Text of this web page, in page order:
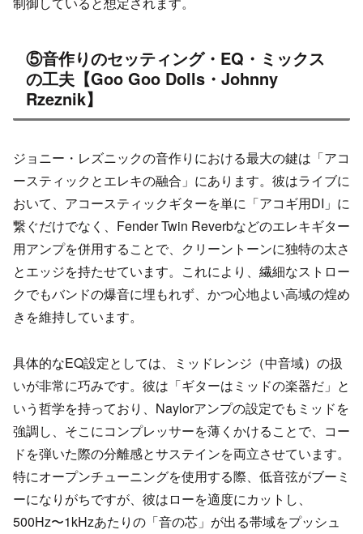
⑤音作りのセッティング・EQ・ミックス
の工夫【Goo Goo Dolls・Johnny
Rzeznik】
ジョニー・レズニックの音作りにおける最大の鍵は「アコ
ースティックとエレキの融合」にあります。彼はライブに
おいて、アコースティックギターを単に「アコギ用DI」に
繋ぐだけでなく、Fender Twin Reverbなどのエレキギター
用アンプを併用することで、クリーントーンに独特の太さ
とエッジを持たせています。これにより、繊細なストロー
クでもバンドの爆音に埋もれず、かつ心地よい高域の煌め
きを維持しています。
具体的なEQ設定としては、ミッドレンジ（中音域）の扱
いが非常に巧みです。彼は「ギターはミッドの楽器だ」と
いう哲学を持っており、Naylorアンプの設定でもミッドを
強調し、そこにコンプレッサーを薄くかけることで、コー
ドを弾いた際の分離感とサステインを両立させています。
特にオープンチューニングを使用する際、低音弦がブーミ
ーになりがちですが、彼はローを適度にカットし、
500Hz〜1kHzあたりの「音の芯」が出る帯域をプッシュ